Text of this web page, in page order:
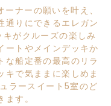
ナーの願いを叶え、
通りにできるエレガン
がクルーズの楽しみ
ートやメインデッキか
な船定番の最高のリラ
キで気ままに楽しめま
ラースイート5室のど
す。